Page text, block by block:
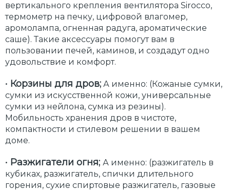
вертикального крепления вентилятора Sirocco,
термометр на печку, цифровой влагомер,
аромолампа, огненная радуга, ароматические
саше). Такие аксессуары помогут вам в
пользовании печей, каминов, и создадут одно
удовольствие и комфорт.
• Корзины для дров; А именно: (Кожаные сумки,
сумки из искусственной кожи, универсальные
сумки из нейлона, сумка из резины).
Мобильность хранения дров в чистоте,
компактности и стилевом решении в вашем
доме.
• Разжигатели огня; А именно: (разжигатель в
кубиках, разжигатель, спички длительного
горения, сухие спиртовые разжигатель, газовые